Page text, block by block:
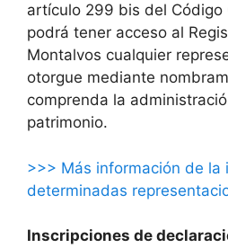
artículo 299 bis del Código
podrá tener acceso al
Montalvos cualquier
otorgue mediante
comprenda la
patrimonio.
>>> Más información de la
determinadas
Inscripciones de